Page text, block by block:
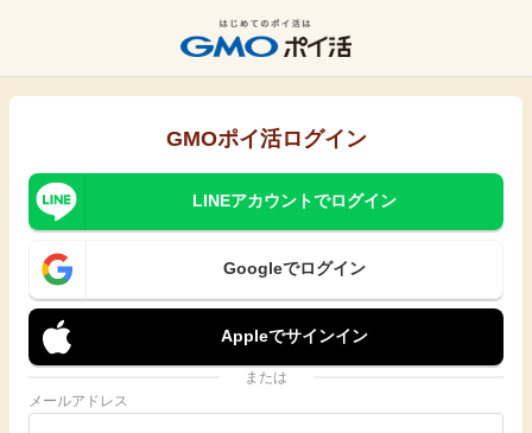
GMOポイ活ログイン
LINEアカウントでログイン
Googleでログイン
Appleでサインイン
または
メールアドレス